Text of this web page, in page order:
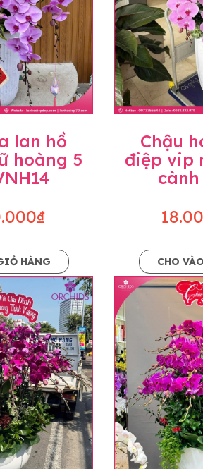
sẽ được phối ghép từ nhiều
Cây hoa lan còn phụ thuộc theo
hoa, thưa hoa và cách trang trí.
phẩm được thực hiện dựa trên
phụ kiện trang trí chúng tôi sẽ
không thay đổi. Trường hợp
lan hồ
hoàng 5
HÀNG
Chậu
điệp vip
cành
CHO